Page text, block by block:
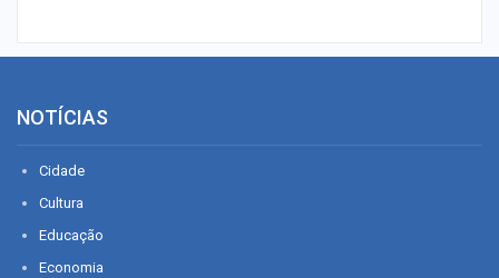
NOTÍCIAS
Cidade
Cultura
Educação
Economia